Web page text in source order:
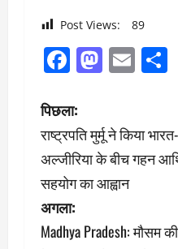
Post Views: 89
Facebook
पो
स्ट
ने
वि
पिछला:
राष्ट्रपति मुर्मू ने किया भारत-
अल्जीरिया के बीच गहन
सहयोग का आह्वान
अगला:
Madhya Pradesh: मौसम की